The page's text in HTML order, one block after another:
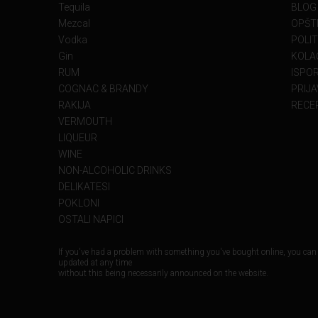
Tequila
Mezcal
Vodka
Gin
RUM
COGNAC & BRANDY
RAKIJA
VERMOUTH
LIQUEUR
WINE
NON-ALCOHOLIC DRINKS
DELIKATESI
POKLONI
OSTALI NAPICI
BLOG
If you've had a problem with something you've bought online, you can
updated at any time
without this being necessarily announced on the website.